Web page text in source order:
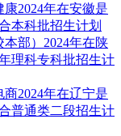
2024年在安徽是
本科批招生计划
部）2024年在陕
理科专科批招生计
2024年在辽宁是
普通类二段招生计